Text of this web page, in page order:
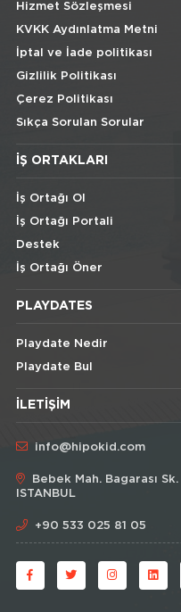
Hizmet Sözleşmesi
KVKK Aydınlatma Metni
İptal ve İade politikası
Gizlilik Politikası
Çerez Politikası
Sıkça Sorulan Sorular
İŞ ORTAKLARI
İş Ortağı Ol
İş Ortağı Portali
Destek
İş Ortağı Öner
PLAYDATES
Playdate Nedir
Playdate Bul
İLETIŞIM
info@hipokid.com
Bebek Mah. Bagarası
ISTANBUL
+90 533 025 81 05